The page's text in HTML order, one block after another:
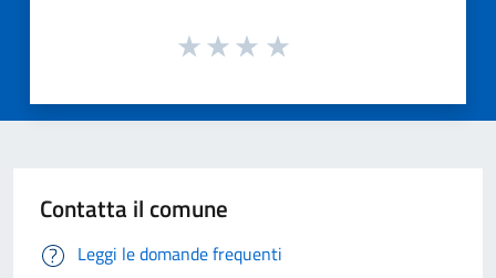
Contatta il comune
Leggi le domande frequenti